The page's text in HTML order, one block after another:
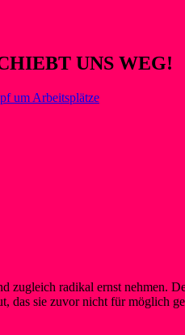
UNS WEG!
um Arbeitsplätze
zugleich radikal ernst nehmen.
sie zuvor nicht für möglich